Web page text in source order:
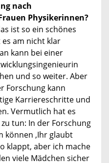
nach
Physikerinnen?
ist so ein schönes
am nicht klar
kann bei einer
und so weiter. Aber
Forschung kann
Karriereschritte und
Vermutlich hat es
tun: In der Forschung
können ‚Ihr glaubt
klappt, aber ich mache
viele Mädchen sicher